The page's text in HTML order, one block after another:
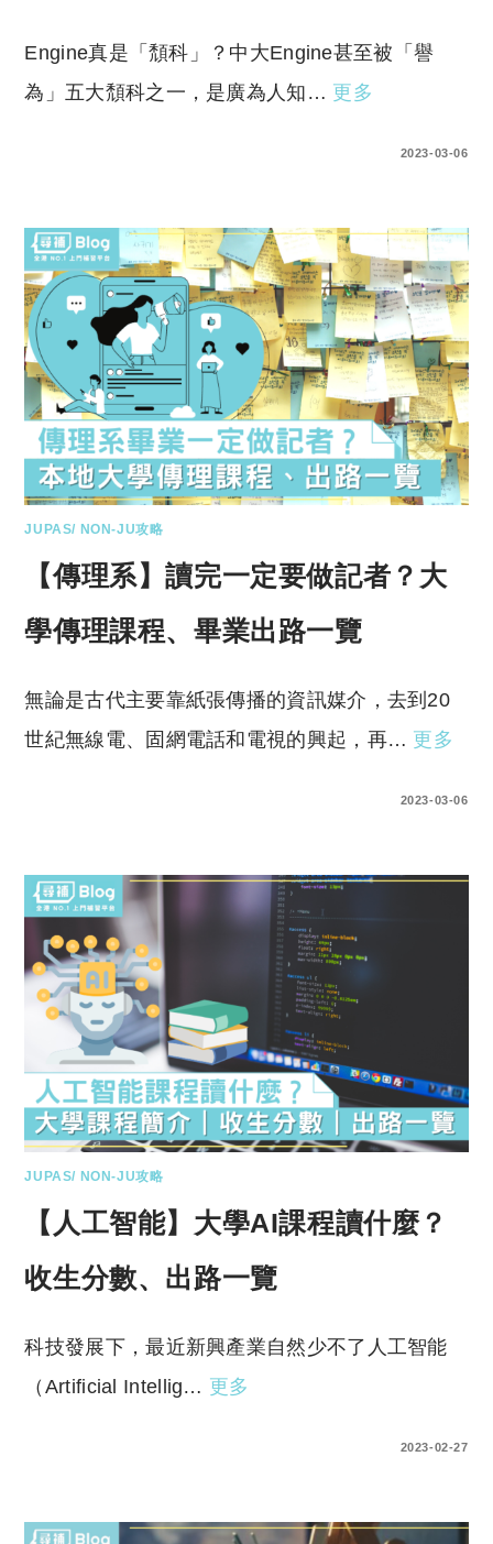
Engine真是「頹科」？中大Engine甚至被「譽
為」五大頹科之一，是廣為人知… 更多
2023-03-06
JUPAS/ NON-JU攻略
【傳理系】讀完一定要做記者？大
學傳理課程、畢業出路一覽
無論是古代主要靠紙張傳播的資訊媒介，去到20
世紀無線電、固網電話和電視的興起，再… 更多
2023-03-06
JUPAS/ NON-JU攻略
【人工智能】大學AI課程讀什麼？
收生分數、出路一覽
科技發展下，最近新興產業自然少不了人工智能
（Artificial Intellig… 更多
2023-02-27